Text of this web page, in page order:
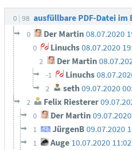
0 98 ausfüllbare PDF-Datei
0 Der Martin08.07.2020
0 Linuchs 08.07.2020
2 Der Martin
-1 Linuchs
2 seth09.07.2020
2 Felix Riesterer
0 Der Martin
1 JürgenB09.07.2020
1 Auge 10.07.2020 11:02